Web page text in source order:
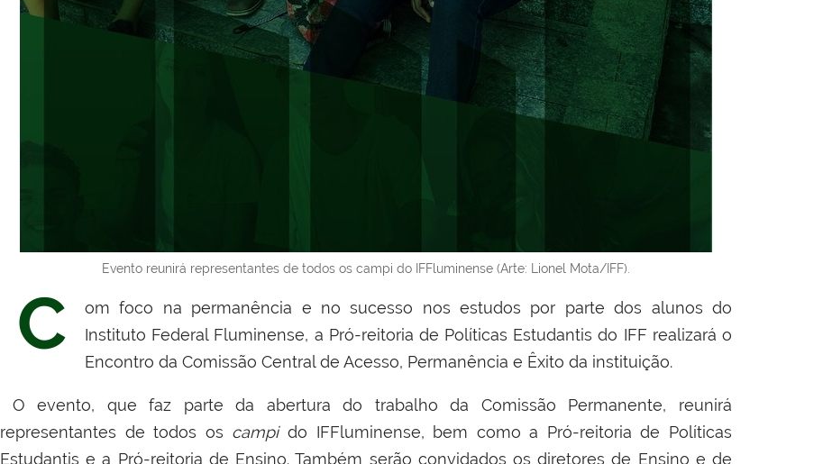
Evento reunirá representantes de todos os campi do IFFluminense (Arte: Lionel Mota/IFF).
C
om foco na permanência e no sucesso nos estudos por parte dos alunos do
Instituto Federal Fluminense, a Pró-reitoria de Políticas Estudantis do IFF realizará o
Encontro da Comissão Central de Acesso, Permanência e Êxito da instituição.
O evento, quefaz parte da abertura do trabalho da Comissão Permanente, reunirá
representantes de todos os campido IFFluminense, bem como a Pró-reitoria de Políticas
Estudantis e a Pró-reitoria de Ensino.Também serão convidados os diretores de Ensino e de